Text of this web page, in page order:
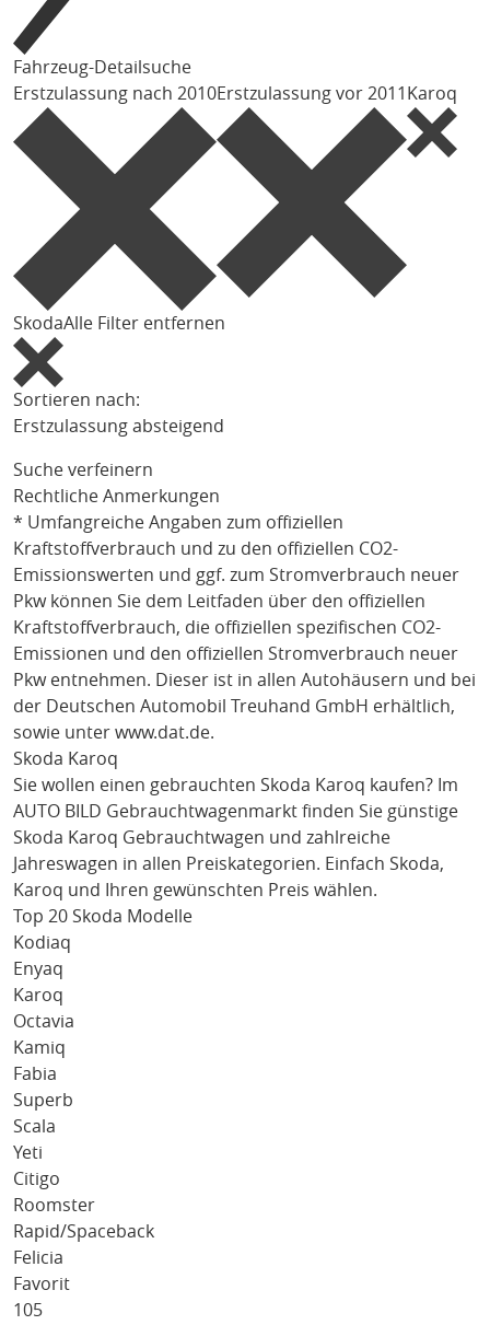
Fahrzeug-Detailsuche
Erstzulassung nach 2010Erstzulassung vor 2011 Karoq
SkodaAlle Filter entfernen
Sortieren nach:
Erstzulassung absteigend
Suche verfeinern
Rechtliche Anmerkungen
* Umfangreiche Angaben zum offiziellen
Kraftstoffverbrauch und zu den offiziellen CO2-
Emissionswerten und ggf. zum Stromverbrauch neuer
Pkw können Sie dem Leitfaden über den offiziellen
Kraftstoffverbrauch, die offiziellen spezifischen CO2-
Emissionen und den offiziellen Stromverbrauch neuer
Pkw entnehmen. Dieser ist in allen Autohäusern und bei
der Deutschen Automobil Treuhand GmbH erhältlich,
sowie unter www.dat.de.
Skoda Karoq
Sie wollen einen gebrauchten Skoda Karoq kaufen? Im
AUTO BILD Gebrauchtwagenmarkt finden Sie günstige
Skoda Karoq Gebrauchtwagen und zahlreiche
Jahreswagen in allen Preiskategorien. Einfach Skoda,
Karoq und Ihren gewünschten Preis wählen.
Top 20 Skoda Modelle
Kodiaq
Enyaq
Karoq
Octavia
Kamiq
Fabia
Superb
Scala
Yeti
Citigo
Roomster
Rapid/Spaceback
Felicia
Favorit
105